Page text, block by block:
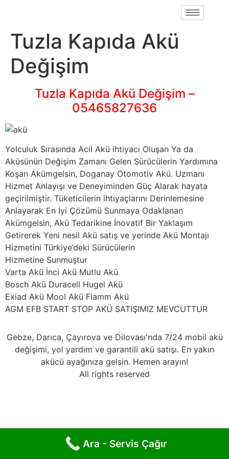
Tuzla Kapıda Akü
Değişim
Tuzla Kapıda Akü Değişim –
05465827636
Yolculuk Sırasında Acil Akü ihtiyacı Oluşan Ya da
Aküsünün Değişim Zamanı Gelen Sürücülerin Yardımına
Koşan Akümgelsin, Doganay Otomotiv Akü. Uzmanı
Hizmet Anlayışı ve Deneyiminden Güç Alarak hayata
geçirilmiştir. Tüketicilerin ihtiyaçlarını Derinlemesine
Anlayarak En İyi Çözümü Sunmaya Odaklanan
Akümgelsin, Akü Tedarikine İnovatif Bir Yaklaşım
Getirerek Yeni nesil Akü satış ve yerinde Akü Montajı
Hizmetini Türkiye’deki Sürücülerin
Hizmetine Sunmuştur
Varta Akü İnci Akü Mutlu Akü
Bosch Akü Duracell Hugel Akü
Exiad Akü Mool Akü Fiamm Akü
AGM EFB START STOP AKÜ SATIŞIMIZ MEVCUTTUR
Gebze, Darıca, Çayırova ve Dilovası'nda 7/24 mobil akü
değişimi, yol yardım ve garantili akü satışı. En yakın
akücü ayağınıza gelsin. Hemen arayın!
All rights reserved
Ara - Servis Çağır